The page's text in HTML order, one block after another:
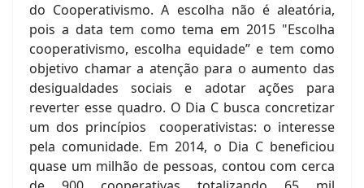
do Cooperativismo. A escolha não é aleatória,
pois a data tem como tema em 2015 "Escolha
cooperativismo, escolha equidade” e tem como
objetivo chamar a atenção para o aumento das
desigualdades sociais e adotar ações para
reverter esse quadro. O Dia C busca concretizar
um dos princípios cooperativistas: o interesse
pela comunidade. Em 2014, o Dia C beneficiou
quase um milhão de pessoas, contou com cerca